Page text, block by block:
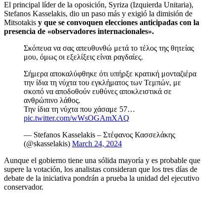
El principal líder de la oposición, Syriza (Izquierda Unitaria),
Stefanos Kasselakis, dio un paso más y exigió la dimisión de
Mitsotakis y que se convoquen elecciones anticipadas con la
presencia de «observadores internacionales».
Σκόπευα να σας απευθυνθώ μετά το τέλος της θητείας
μου, όμως οι εξελίξεις είναι ραγδαίες.
Σήμερα αποκαλύφθηκε ότι υπήρξε κρατική μονταζιέρα
την ίδια τη νύχτα του εγκλήματος των Τεμπών, με
σκοπό να αποδοθούν ευθύνες αποκλειστικά σε
ανθρώπινο λάθος.
Την ίδια τη νύχτα που χάσαμε 57…
pic.twitter.com/wWsOGAmXAQ
— Stefanos Kasselakis – Στέφανος Κασσελάκης
(@skasselakis) March 24, 2024
Aunque el gobierno tiene una sólida mayoría y es probable que
supere la votación, los analistas consideran que los tres días de
debate de la iniciativa pondrán a prueba la unidad del ejecutivo
conservador.